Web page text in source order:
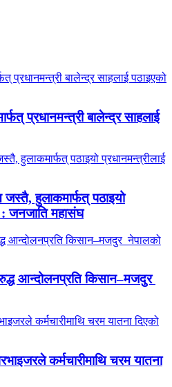
प्रधानमन्त्री बालेन्द्र साहलाई
हुलाकमार्फत् पठाइयो
: जनजाति महासंघ
आन्दोलनप्रति किसान–मजदुर
कर्मचारीमाथि चरम यातना